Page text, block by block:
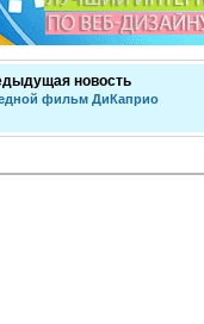
новость
фильм ДиКаприо